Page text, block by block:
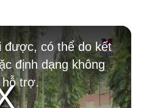
được, có thể do kết
định dạng không
trợ.